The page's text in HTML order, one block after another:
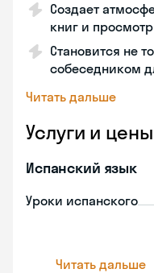
Создает
книг и
Становится не
собеседником
Читать дальше
Услуги и цены
Испанский язык
Уроки испанского
Читать дальше